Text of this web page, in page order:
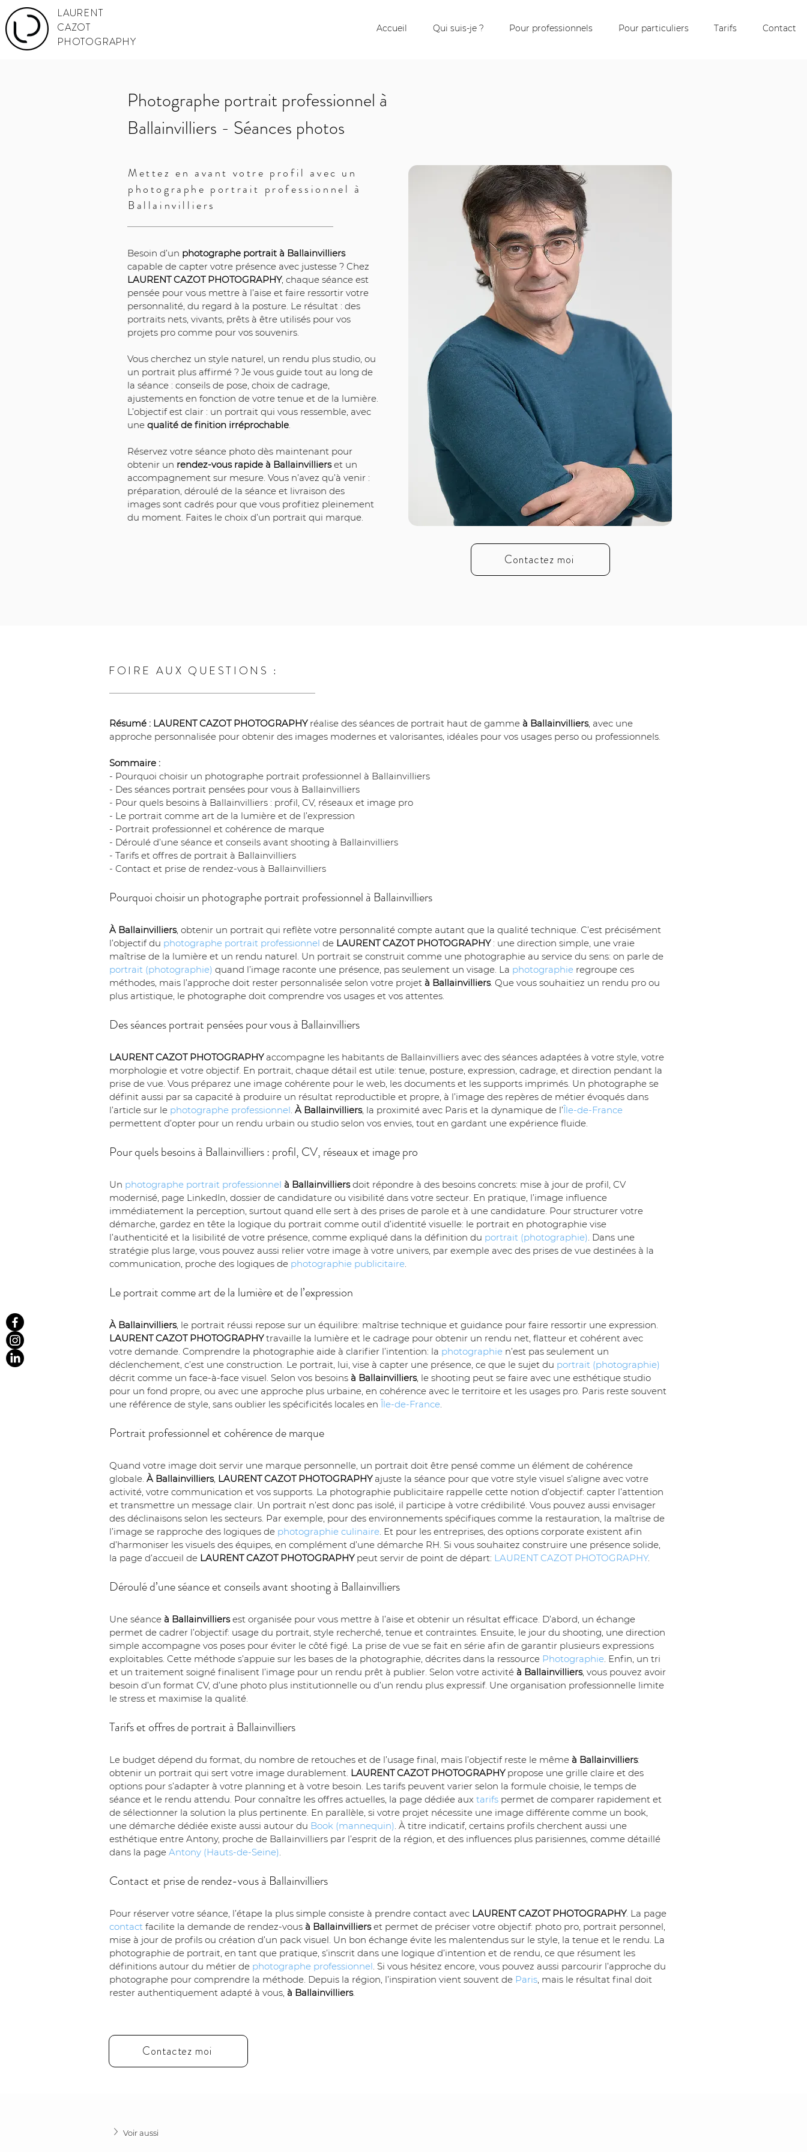
LAURENT
CAZOT
PHOTOGRAPHY
Accueil Qui suis-je ? Pour professionnels Pour particuliers Tarifs Contact
Photographe portrait professionnel à
Ballainvilliers - Séances photos
Mettez en avant votre profil avec un
photographe portrait professionnel à
Ballainvilliers
Besoin d’un photographe portrait à Ballainvilliers
capable de capter votre présence avec justesse ? Chez
LAURENT CAZOT PHOTOGRAPHY, chaque séance est
pensée pour vous mettre à l’aise et faire ressortir votre
personnalité, du regard à la posture. Le résultat : des
portraits nets, vivants, prêts à être utilisés pour vos
projets pro comme pour vos souvenirs.
Vous cherchez un style naturel, un rendu plus studio, ou
un portrait plus affirmé ? Je vous guide tout au long de
la séance : conseils de pose, choix de cadrage,
ajustements en fonction de votre tenue et de la lumière.
L’objectif est clair : un portrait qui vous ressemble, avec
une qualité de finition irréprochable.
Réservez votre séance photo dès maintenant pour
obtenir un rendez-vous rapide à Ballainvilliers et un
accompagnement sur mesure. Vous n’avez qu’à venir :
préparation, déroulé de la séance et livraison des
images sont cadrés pour que vous profitiez pleinement
du moment. Faites le choix d’un portrait qui marque.
Contactez moi
FOIRE AUX QUESTIONS :
Résumé : LAURENT CAZOT PHOTOGRAPHY réalise des séances de portrait haut de gamme à Ballainvilliers, avec une
approche personnalisée pour obtenir des images modernes et valorisantes, idéales pour vos usages perso ou professionnels.
Sommaire :
- Pourquoi choisir un photographe portrait professionnel à Ballainvilliers
- Des séances portrait pensées pour vous à Ballainvilliers
- Pour quels besoins à Ballainvilliers : profil, CV, réseaux et image pro
- Le portrait comme art de la lumière et de l’expression
- Portrait professionnel et cohérence de marque
- Déroulé d’une séance et conseils avant shooting à Ballainvilliers
- Tarifs et offres de portrait à Ballainvilliers
- Contact et prise de rendez-vous à Ballainvilliers
Pourquoi choisir un photographe portrait professionnel à Ballainvilliers
À Ballainvilliers, obtenir un portrait qui reflète votre personnalité compte autant que la qualité technique. C’est précisément
l’objectif du photographe portrait professionnel de LAURENT CAZOT PHOTOGRAPHY : une direction simple, une vraie
maîtrise de la lumière et un rendu naturel. Un portrait se construit comme une photographie au service du sens: on parle de
portrait (photographie) quand l’image raconte une présence, pas seulement un visage. La photographie regroupe ces
méthodes, mais l’approche doit rester personnalisée selon votre projet à Ballainvilliers. Que vous souhaitiez un rendu pro ou
plus artistique, le photographe doit comprendre vos usages et vos attentes.
Des séances portrait pensées pour vous à Ballainvilliers
LAURENT CAZOT PHOTOGRAPHY accompagne les habitants de Ballainvilliers avec des séances adaptées à votre style, votre
morphologie et votre objectif. En portrait, chaque détail est utile: tenue, posture, expression, cadrage, et direction pendant la
prise de vue. Vous préparez une image cohérente pour le web, les documents et les supports imprimés. Un photographe se
définit aussi par sa capacité à produire un résultat reproductible et propre, à l’image des repères de métier évoqués dans
l’article sur le photographe professionnel. À Ballainvilliers, la proximité avec Paris et la dynamique de l’Île-de-France
permettent d’opter pour un rendu urbain ou studio selon vos envies, tout en gardant une expérience fluide.
Pour quels besoins à Ballainvilliers : profil, CV, réseaux et image pro
Un photographe portrait professionnel à Ballainvilliers doit répondre à des besoins concrets: mise à jour de profil, CV
modernisé, page LinkedIn, dossier de candidature ou visibilité dans votre secteur. En pratique, l’image influence
immédiatement la perception, surtout quand elle sert à des prises de parole et à une candidature. Pour structurer votre
démarche, gardez en tête la logique du portrait comme outil d’identité visuelle: le portrait en photographie vise
l’authenticité et la lisibilité de votre présence, comme expliqué dans la définition du portrait (photographie). Dans une
stratégie plus large, vous pouvez aussi relier votre image à votre univers, par exemple avec des prises de vue destinées à la
communication, proche des logiques de photographie publicitaire.
Le portrait comme art de la lumière et de l’expression
À Ballainvilliers, le portrait réussi repose sur un équilibre: maîtrise technique et guidance pour faire ressortir une expression.
LAURENT CAZOT PHOTOGRAPHY travaille la lumière et le cadrage pour obtenir un rendu net, flatteur et cohérent avec
votre demande. Comprendre la photographie aide à clarifier l’intention: la photographie n’est pas seulement un
déclenchement, c’est une construction. Le portrait, lui, vise à capter une présence, ce que le sujet du portrait (photographie)
décrit comme un face-à-face visuel. Selon vos besoins à Ballainvilliers, le shooting peut se faire avec une esthétique studio
pour un fond propre, ou avec une approche plus urbaine, en cohérence avec le territoire et les usages pro. Paris reste souvent
une référence de style, sans oublier les spécificités locales en Île-de-France.
Portrait professionnel et cohérence de marque
Quand votre image doit servir une marque personnelle, un portrait doit être pensé comme un élément de cohérence
globale. À Ballainvilliers, LAURENT CAZOT PHOTOGRAPHY ajuste la séance pour que votre style visuel s’aligne avec votre
activité, votre communication et vos supports. La photographie publicitaire rappelle cette notion d’objectif: capter l’attention
et transmettre un message clair. Un portrait n’est donc pas isolé, il participe à votre crédibilité. Vous pouvez aussi envisager
des déclinaisons selon les secteurs. Par exemple, pour des environnements spécifiques comme la restauration, la maîtrise de
l’image se rapproche des logiques de photographie culinaire. Et pour les entreprises, des options corporate existent afin
d’harmoniser les visuels des équipes, en complément d’une démarche RH. Si vous souhaitez construire une présence solide,
la page d’accueil de LAURENT CAZOT PHOTOGRAPHY peut servir de point de départ: LAURENT CAZOT PHOTOGRAPHY.
Déroulé d’une séance et conseils avant shooting à Ballainvilliers
Une séance à Ballainvilliers est organisée pour vous mettre à l’aise et obtenir un résultat efficace. D’abord, un échange
permet de cadrer l’objectif: usage du portrait, style recherché, tenue et contraintes. Ensuite, le jour du shooting, une direction
simple accompagne vos poses pour éviter le côté figé. La prise de vue se fait en série afin de garantir plusieurs expressions
exploitables. Cette méthode s’appuie sur les bases de la photographie, décrites dans la ressource Photographie. Enfin, un tri
et un traitement soigné finalisent l’image pour un rendu prêt à publier. Selon votre activité à Ballainvilliers, vous pouvez avoir
besoin d’un format CV, d’une photo plus institutionnelle ou d’un rendu plus expressif. Une organisation professionnelle limite
le stress et maximise la qualité.
Tarifs et offres de portrait à Ballainvilliers
Le budget dépend du format, du nombre de retouches et de l’usage final, mais l’objectif reste le même à Ballainvilliers:
obtenir un portrait qui sert votre image durablement. LAURENT CAZOT PHOTOGRAPHY propose une grille claire et des
options pour s’adapter à votre planning et à votre besoin. Les tarifs peuvent varier selon la formule choisie, le temps de
séance et le rendu attendu. Pour connaître les offres actuelles, la page dédiée aux tarifs permet de comparer rapidement et
de sélectionner la solution la plus pertinente. En parallèle, si votre projet nécessite une image différente comme un book,
une démarche dédiée existe aussi autour du Book (mannequin). À titre indicatif, certains profils cherchent aussi une
esthétique entre Antony, proche de Ballainvilliers par l’esprit de la région, et des influences plus parisiennes, comme détaillé
dans la page Antony (Hauts-de-Seine).
Contact et prise de rendez-vous à Ballainvilliers
Pour réserver votre séance, l’étape la plus simple consiste à prendre contact avec LAURENT CAZOT PHOTOGRAPHY. La page
contact facilite la demande de rendez-vous à Ballainvilliers et permet de préciser votre objectif: photo pro, portrait personnel,
mise à jour de profils ou création d’un pack visuel. Un bon échange évite les malentendus sur le style, la tenue et le rendu. La
photographie de portrait, en tant que pratique, s’inscrit dans une logique d’intention et de rendu, ce que résument les
définitions autour du métier de photographe professionnel. Si vous hésitez encore, vous pouvez aussi parcourir l’approche du
photographe pour comprendre la méthode. Depuis la région, l’inspiration vient souvent de Paris, mais le résultat final doit
rester authentiquement adapté à vous, à Ballainvilliers.
Contactez moi
Voir aussi